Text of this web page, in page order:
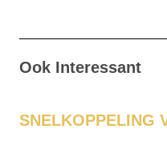
Ook Interessant
SNELKOPPELING